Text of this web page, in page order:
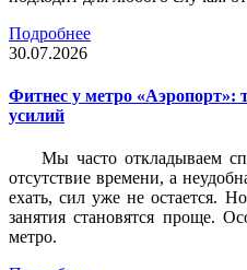
Подробнее
30.07.2026
Фитнес у метро «Аэропорт»:
усилий
Мы часто откладываем
отсутствие времени, а
ехать, сил уже не остается.
занятия становятся проще.
метро.